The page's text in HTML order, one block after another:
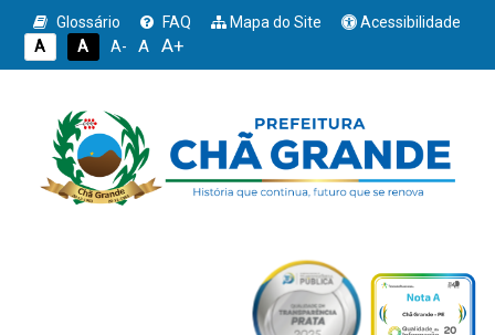
Glossário FAQ Mapa do Site
Acessibilidade
A
A A- A A+